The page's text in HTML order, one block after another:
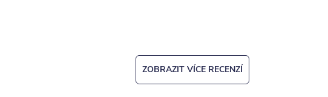
ZOBRAZIT VÍCE RECENZÍ